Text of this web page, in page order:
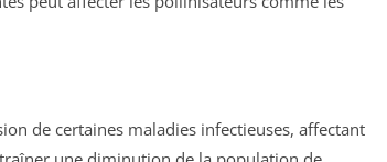
de certaines maladies infectieuses, affectant